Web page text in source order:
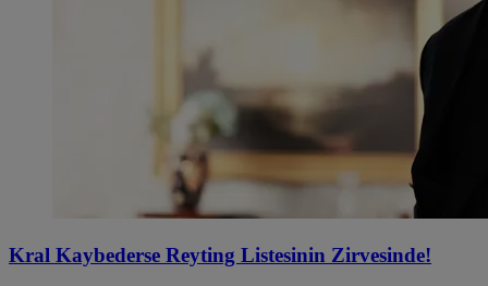
Kral Kaybederse Reyting Listesinin Zirvesinde!